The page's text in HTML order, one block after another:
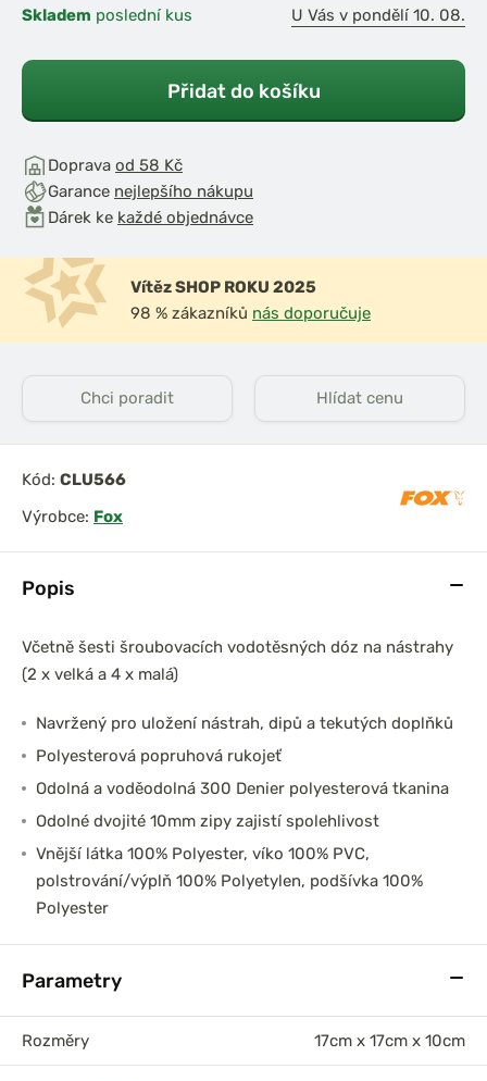
Popis
Včetně šesti šroubovacích vodotěsných dóz na nástrahy
(2 x velká a 4 x malá)
Navržený pro uložení nástrah, dipů a tekutých doplňků
Polyesterová popruhová rukojeť
Odolná a voděodolná 300 Denier polyesterová tkanina
Odolné dvojité 10mm zipy zajistí spolehlivost
Vnější látka 100% Polyester, víko 100% PVC,
polstrování/výplň 100% Polyetylen, podšívka 100%
Polyester
Parametry
Rozměry 17cm x 17cm x 10cm
Skladem poslední kus U Vás v pondělí 10. 08.
Přidat do košíku
Doprava od 58 Kč
Garance nejlepšího nákupu
Dárek ke každé objednávce
Vítěz SHOP ROKU 2025
98 % zákazníků nás doporučuje
Chci poradit Hlídat cenu
Kód: CLU566
Výrobce: Fox